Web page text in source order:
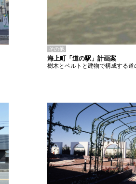
その他
海上町「道の駅」計画案
樹木とベルトと建物で構成する道